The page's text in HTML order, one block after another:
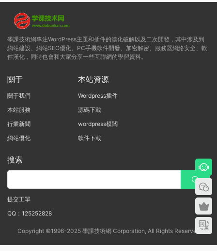
學課技術網專注WordPress主題和插件的漢化破解以及二次開發，其中涉及到
網站建設、網站SEO優化、PC手機軟件開發、加密解密、服務器網絡安全、軟
件漢化，同時也會和大家分享一些互聯網的學習資料。
關于
關于我們
本站服務
行業新聞
網站優化
本站資源
Wordpress插件
源碼下載
wordpress模闆
軟件下載
搜索
提交工單
QQ：125252828
Copyright ©1996-2025 學課技術網 Corporation, All Rights Reserved